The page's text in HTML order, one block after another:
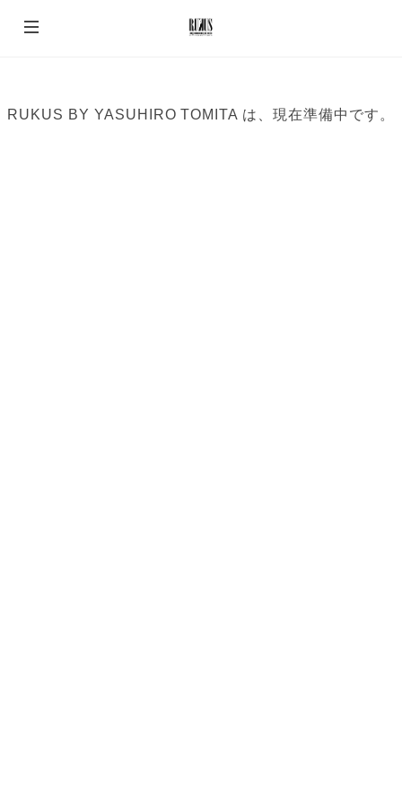
RUKUS BY YASUHIRO TOMITA は、現在準備中です。